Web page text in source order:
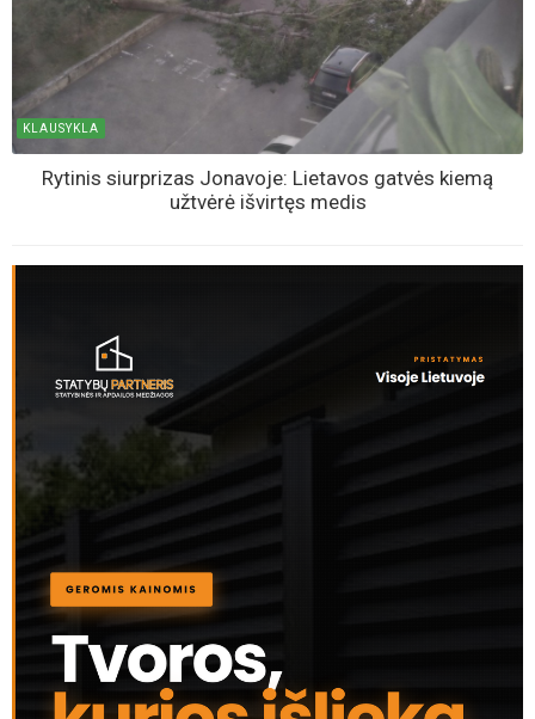
KLAUSYKLA
Rytinis siurprizas Jonavoje: Lietavos gatvės kiemą
užtvėrė išvirtęs medis